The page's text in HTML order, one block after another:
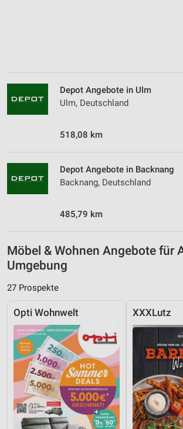
Depot Angebote in Ulm
Ulm, Deutschland
518,08 km
Depot Angebote in Backnang
Backnang, Deutschland
485,79 km
Möbel & Wohnen Angebote für
Umgebung
27 Prospekte
Opti Wohnwelt XXXLutz